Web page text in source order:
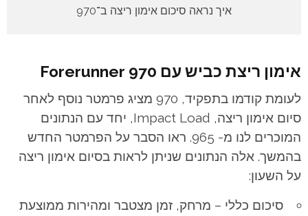
איך נראה סיכום אימון ריצה ב־970
אימון ריצת כביש עם Forerunner 970
לעומת קודמו בתפקיד, 970 מציג פרמטר נוסף לאחר
סיום אימון ריצה, Impact Load, יחד עם הנתונים
המוכרים לנו מ- 965. ראו הסבר על הפרמטר החדש
בהמשך. אלה הנתונים שניתן לראות בסיום אימון ריצה
על השעון:
סיכום כללי – מרחק, זמן מצטבר ומהירות ממוצעת